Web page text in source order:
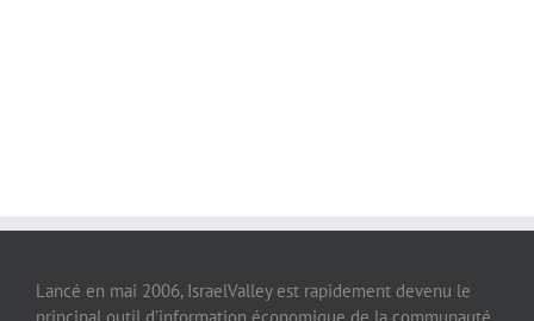
Lancé en mai 2006, IsraelValley est rapidement devenu le